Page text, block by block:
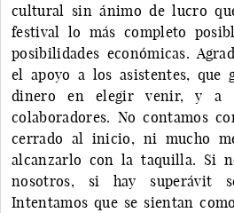
cultural sin ánimo de lucro
festival lo más completo
posibilidades económicas.
el apoyo a los asistentes, que
dinero en elegir venir, y a
colaboradores. No contamos
cerrado al inicio, ni mucho
alcanzarlo con la taquilla. Si
nosotros, si hay superávit
Intentamos que se sientan